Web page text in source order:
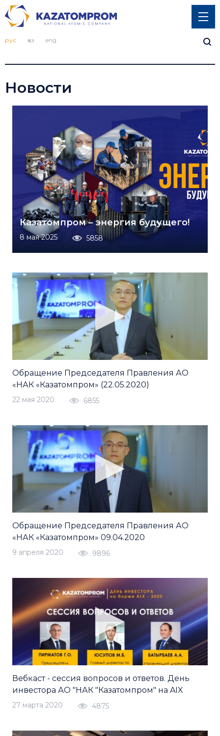
рус қаз eng
Новости
Казатомпром – энергия будущего!
8 мая 2025 5858
Обращение Председателя Правления АО
«НАК «Казатомпром» (22.05.2020)
22 мая 2020 6855
Обращение Председателя Правления АО
«НАК «Казатомпром» 09.04.2020
9 апреля 2020 9896
Вебкаст - сессия вопросов и ответов. День
инвестора АО "НАК "Казатомпром" на AIX
27 марта 2020 4875